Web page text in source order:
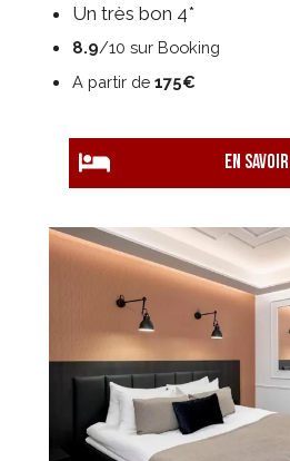
Un très bon 4*
8.9/10 sur Booking
A partir de 175€
EN